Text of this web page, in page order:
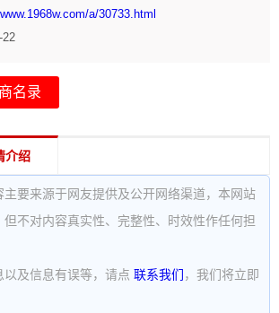
a/30733.html
22
名录
介绍
主要来源于网友提供及公开网络渠道，本网站
但不对内容真实性、完整性、时效性作任何担
及信息有误等，请点 联系我们 ，我们将立即